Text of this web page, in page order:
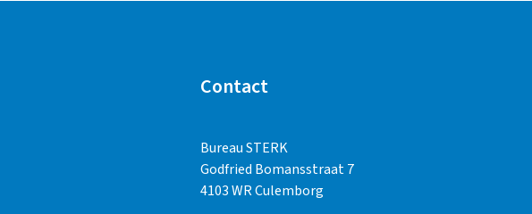
Contact
Bureau STERK
Godfried Bomansstraat 7
4103 WR Culemborg